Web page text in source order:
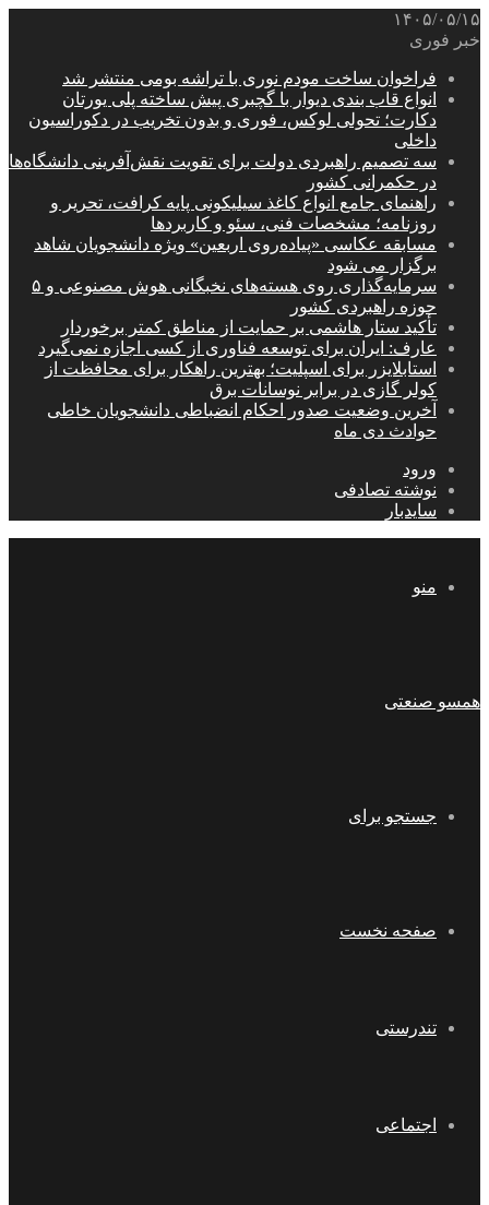
۱۴۰۵/۰۵/۱۵
خبر فوری
فراخوان ساخت مودم نوری با تراشه بومی منتشر شد
انواع قاب بندی دیوار با گچبری پیش ساخته پلی یورتان
دکارت؛ تحولی لوکس، فوری و بدون تخریب در دکوراسیون
داخلی
سه تصمیم راهبردی دولت برای تقویت نقش‌آفرینی دانشگاه‌ها
در حکمرانی کشور
راهنمای جامع انواع کاغذ سیلیکونی پایه کرافت، تحریر و
روزنامه؛ مشخصات فنی، سئو و کاربردها
مسابقه عکاسی «پیاده‌روی اربعین» ویژه دانشجویان شاهد
برگزار می شود
سرمایه‌گذاری روی هسته‌های نخبگانی هوش مصنوعی و ۵
حوزه راهبردی کشور
تأکید ستار هاشمی بر حمایت از مناطق کمتر برخوردار
عارف: ایران برای توسعه فناوری از کسی اجازه نمی‌گیرد
استابلایزر برای اسپلیت؛ بهترین راهکار برای محافظت از
کولر گازی در برابر نوسانات برق
آخرین وضعیت صدور احکام انضباطی دانشجویان خاطی
حوادث دی ماه
ورود
نوشته تصادفی
سایدبار
منو
همسو صنعتی
جستجو برای
صفحه نخست
تندرستی
اجتماعی